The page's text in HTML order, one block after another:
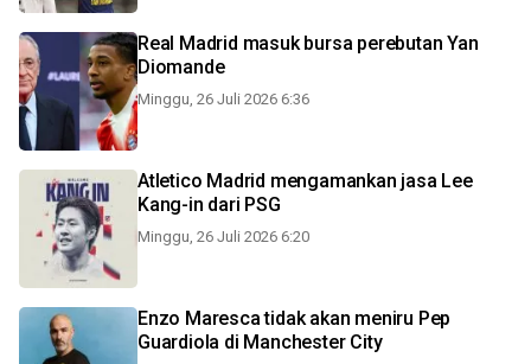
Real Madrid masuk bursa perebutan Yan
Diomande
Minggu, 26 Juli 2026 6:36
Atletico Madrid mengamankan jasa Lee
Kang-in dari PSG
Minggu, 26 Juli 2026 6:20
Enzo Maresca tidak akan meniru Pep
Guardiola di Manchester City